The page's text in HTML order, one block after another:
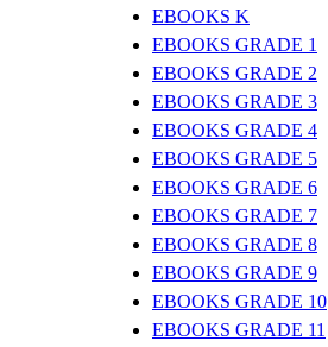
EBOOKS K
EBOOKS GRADE 1
EBOOKS GRADE 2
EBOOKS GRADE 3
EBOOKS GRADE 4
EBOOKS GRADE 5
EBOOKS GRADE 6
EBOOKS GRADE 7
EBOOKS GRADE 8
EBOOKS GRADE 9
EBOOKS GRADE 10
EBOOKS GRADE 11